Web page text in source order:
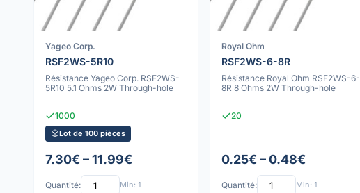
Yageo Corp.
RSF2WS-5R10
Résistance Yageo Corp. RSF2WS-
5R10 5.1 Ohms 2W Through-hole
1000
Lot de 100 pièces
7.30€ – 11.99€
Quantité: Min: 1
Royal Ohm
RSF2WS-6-8R
Résistance Royal Ohm RSF2WS-6-
8R 8 Ohms 2W Through-hole
20
0.25€ – 0.48€
Quantité: Min: 1